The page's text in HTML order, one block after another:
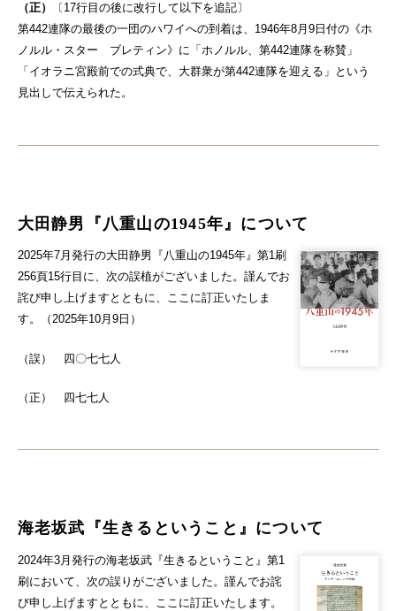
（正）
〔17行目の後に改行して以下を追記〕
第442連隊の最後の一団のハワイへの到着は、1946年8月9日付の《ホ
ノルル・スター゠ブレティン》に「ホノルル、第442連隊を称賛」
「イオラニ宮殿前での式典で、大群衆が第442連隊を迎える」という
見出しで伝えられた。
大田静男『八重山の1945年』について
2025年7月発行の大田静男『八重山の1945年』第1刷
256頁15行目に、次の誤植がございました。謹んでお
詫び申し上げますとともに、ここに訂正いたしま
す。（2025年10月9日）
（誤） 四〇七七人
（正） 四七七人
海老坂武『生きるということ』について
2024年3月発行の海老坂武『生きるということ』第1
刷において、次の誤りがございました。謹んでお詫
び申し上げますとともに、ここに訂正いたします。